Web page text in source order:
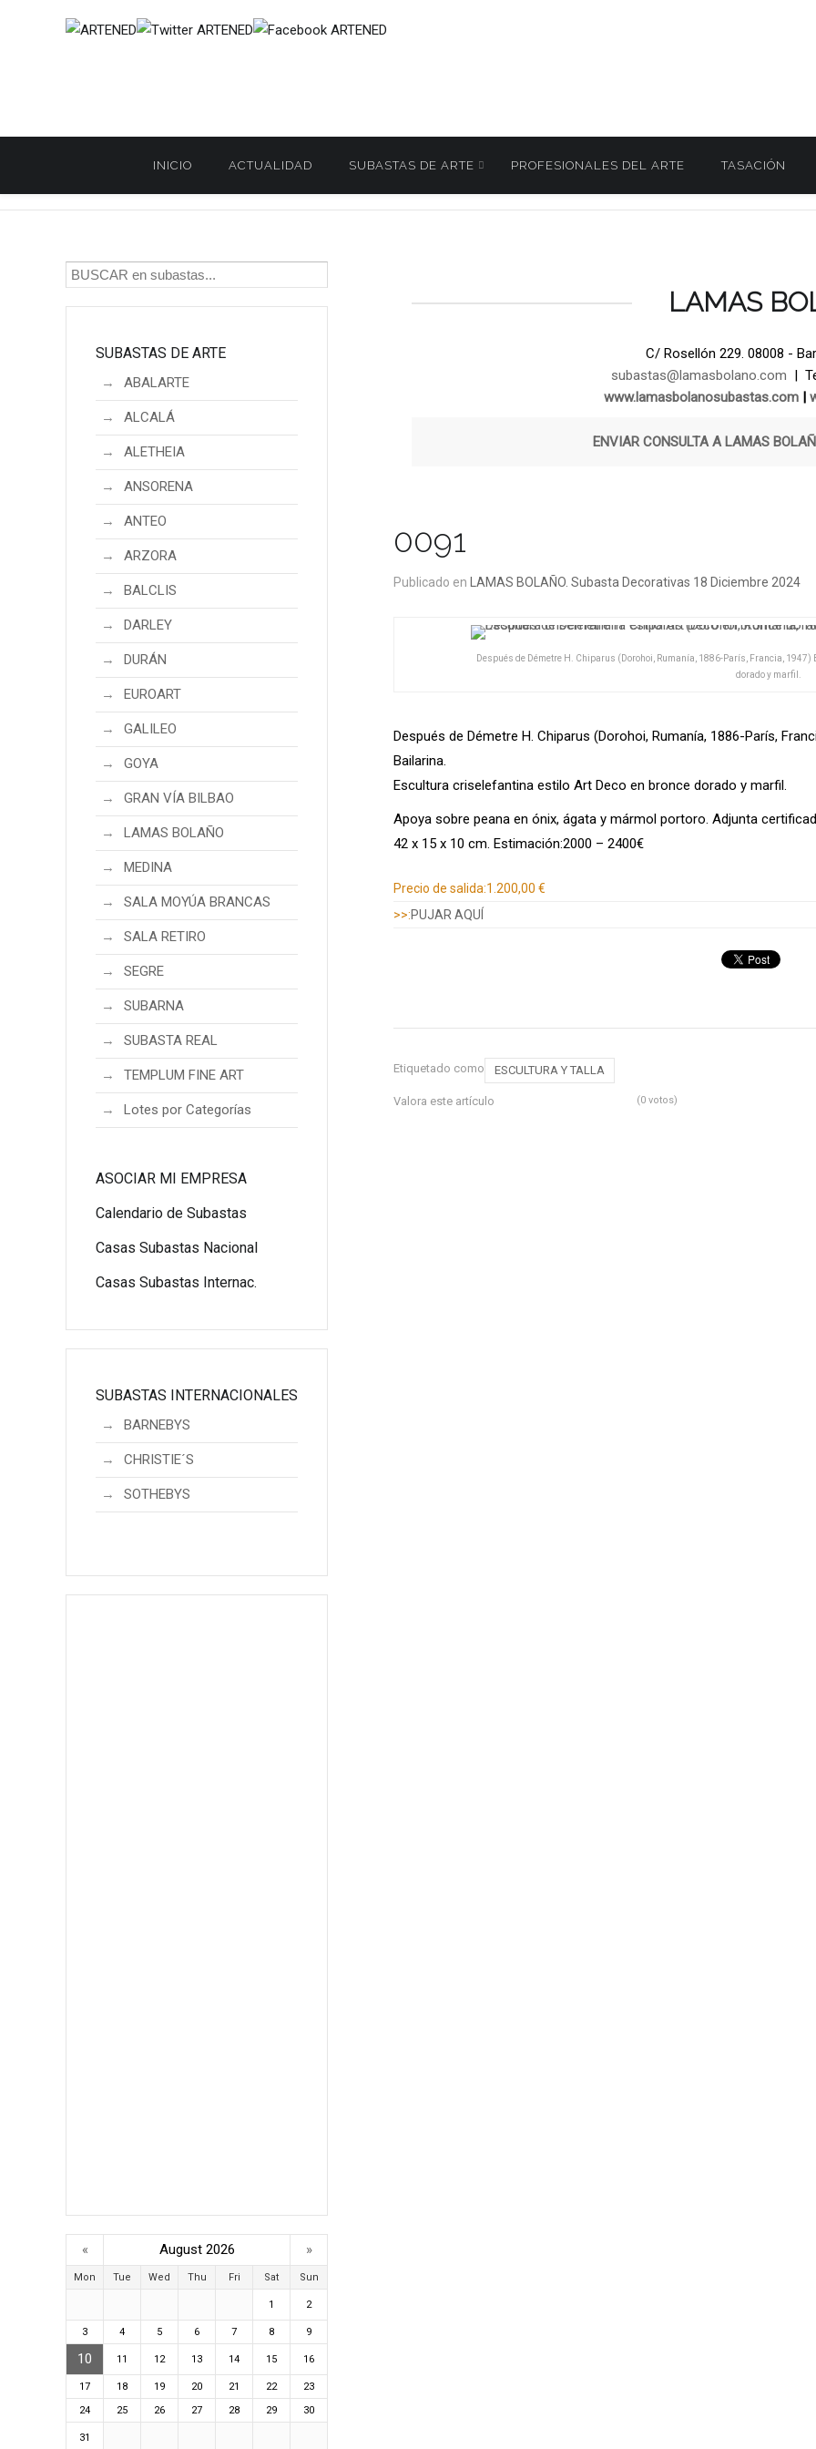
INICIO ACTUALIDAD SUBASTAS DE ARTE PROFESIONALES DEL ARTE TASACIÓN
LAMAS
C/ Rosellón 229. 08008 -
subastas@lamasbolano.com |
www.lamasbolanosubastas.com|
ENVIAR CONSULTA A LAMAS
0091
Publicado en LAMAS BOLAÑO. Subasta Decorativas 18 Diciembre 2024
Después de Démetre H. Chiparus (Dorohoi, Rumanía, 1886-París, Francia,
dorado y marfil.
Después de Démetre H. Chiparus (Dorohoi, Rumanía, 1886-París,
Bailarina.
Escultura criselefantina estilo Art Deco en bronce dorado y marfil.
Apoya sobre peana en ónix, ágata y mármol portoro. Adjunta
42 x 15 x 10 cm. Estimación:2000 – 2400€
Precio de salida:1.200,00 €
>>:PUJAR AQUÍ
Etiquetado como ESCULTURA Y TALLA
Valora este artículo (0 votos)
SUBASTAS DE ARTE
ABALARTE
ALCALÁ
ALETHEIA
ANSORENA
ANTEO
ARZORA
BALCLIS
DARLEY
DURÁN
EUROART
GALILEO
GOYA
GRAN VÍA BILBAO
LAMAS BOLAÑO
MEDINA
SALA MOYÚA BRANCAS
SALA RETIRO
SEGRE
SUBARNA
SUBASTA REAL
TEMPLUM FINE ART
Lotes por Categorías
ASOCIAR MI EMPRESA
Calendario de Subastas
Casas Subastas Nacional
Casas Subastas Internac.
SUBASTAS INTERNACIONALES
BARNEBYS
CHRISTIE´S
SOTHEBYS
« August 2026 »
Mon Tue Wed Thu Fri Sat Sun
1 2
3 4 5 6 7 8 9
10 11 12 13 14 15 16
17 18 19 20 21 22
23
24
25 26 27 28 29 30
31